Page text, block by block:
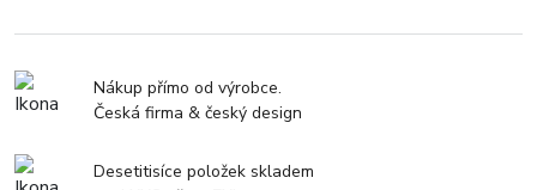
Nákup přímo od výrobce.
Česká firma & český design
Desetitisíce položek skladem